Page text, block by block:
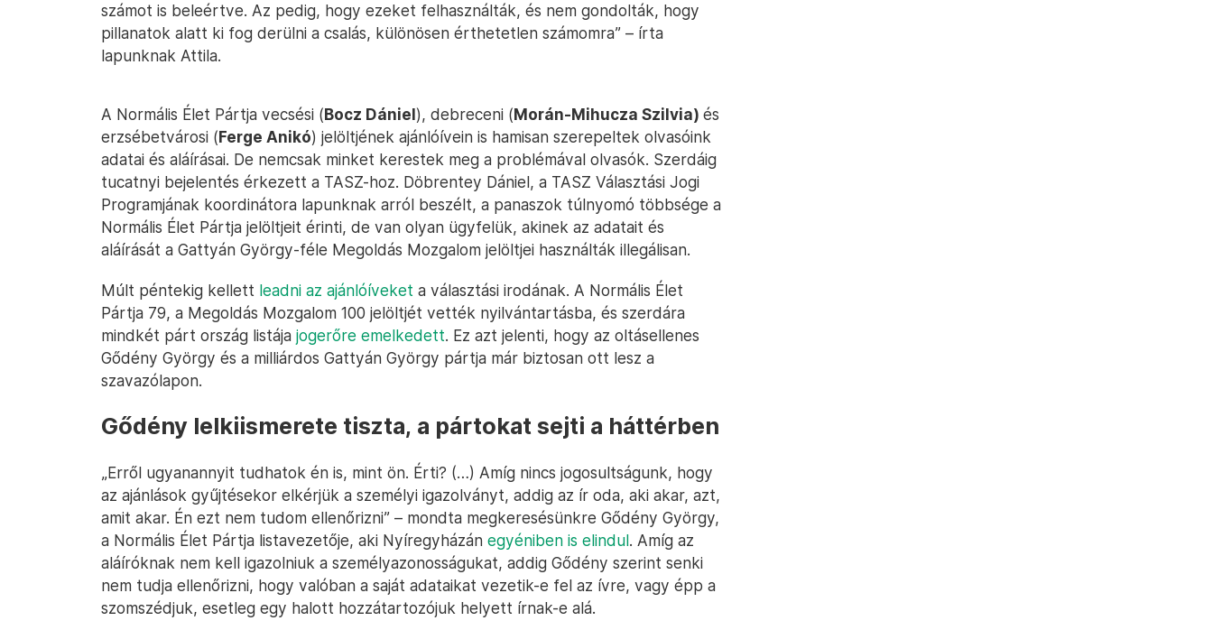
számot is beleértve. Az pedig, hogy ezeket felhasználták, és nem gondolták, hogy
pillanatok alatt ki fog derülni a csalás, különösen érthetetlen számomra” – írta
lapunknak Attila.
A Normális Élet Pártja vecsési (Bocz Dániel), debreceni (Morán-Mihucza Szilvia) és
erzsébetvárosi (Ferge Anikó) jelöltjének ajánlóívein is hamisan szerepeltek olvasóink
adatai és aláírásai. De nemcsak minket kerestek meg a problémával olvasók. Szerdáig
tucatnyi bejelentés érkezett a TASZ-hoz. Döbrentey Dániel, a TASZ Választási Jogi
Programjának koordinátora lapunknak arról beszélt, a panaszok túlnyomó többsége a
Normális Élet Pártja jelöltjeit érinti, de van olyan ügyfelük, akinek az adatait és
aláírását a Gattyán György-féle Megoldás Mozgalom jelöltjei használták illegálisan.
Múlt péntekig kellett leadni az ajánlóíveket a választási irodának. A Normális Élet
Pártja 79, a Megoldás Mozgalom 100 jelöltjét vették nyilvántartásba, és szerdára
mindkét párt ország listája jogerőre emelkedett. Ez azt jelenti, hogy az oltásellenes
Gődény György és a milliárdos Gattyán György pártja már biztosan ott lesz a
szavazólapon.
Gődény lelkiismerete tiszta, a pártokat sejti a háttérben
„Erről ugyanannyit tudhatok én is, mint ön. Érti? (…) Amíg nincs jogosultságunk, hogy
az ajánlások gyűjtésekor elkérjük a személyi igazolványt, addig az ír oda, aki akar, azt,
amit akar. Én ezt nem tudom ellenőrizni” – mondta megkeresésünkre Gődény György,
a Normális Élet Pártja listavezetője, aki Nyíregyházán egyéniben is elindul. Amíg az
aláíróknak nem kell igazolniuk a személyazonosságukat, addig Gődény szerint senki
nem tudja ellenőrizni, hogy valóban a saját adataikat vezetik-e fel az ívre, vagy épp a
szomszédjuk, esetleg egy halott hozzátartozójuk helyett írnak-e alá.